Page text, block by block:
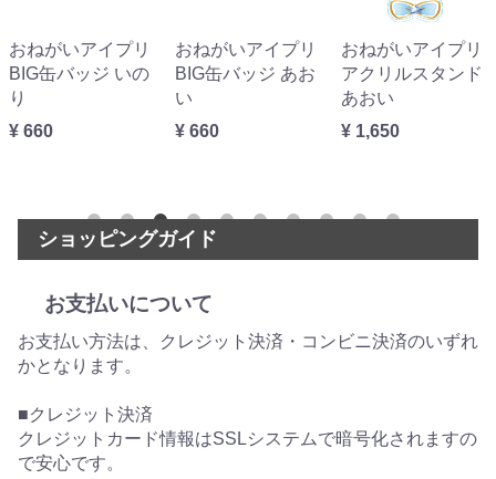
おねがいアイプリ
BIG缶バッジ いの
り
¥ 660
おねがいアイプリ
BIG缶バッジ あお
い
¥ 660
おねがいアイプリ
アクリルスタンド
あおい
¥ 1,650
ショッピングガイド
お支払いについて
お支払い方法は、クレジット決済・コンビニ決済のいずれ
かとなります。
■クレジット決済
クレジットカード情報はSSLシステムで暗号化されますの
で安心です。